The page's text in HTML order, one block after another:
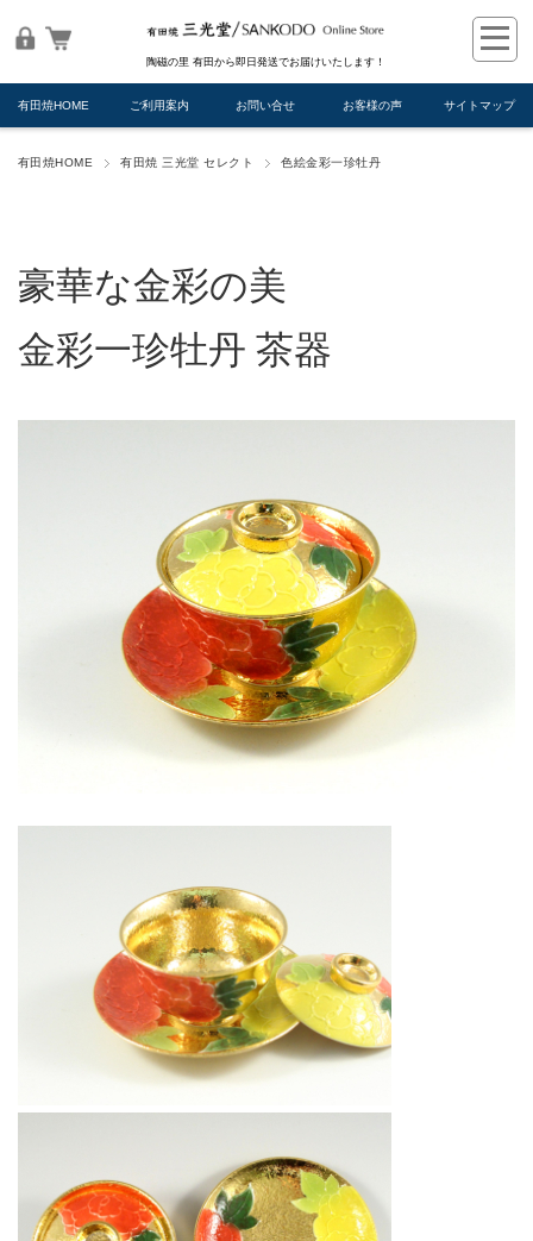
陶磁の里 有田から即日発送でお届けいたします！
有田焼HOME ご利用案内 お問い合せ お客様の声 サイトマップ
有田焼HOME 有田焼 三光堂 セレクト 色絵金彩一珍牡丹
豪華な金彩の美
金彩一珍牡丹 茶器